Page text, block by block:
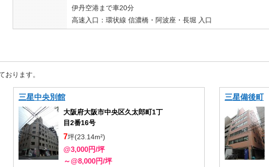
伊丹空港まで車20分
高速入口：環状線 信濃橋・阿波座・長堀 入口
おります。
三星中央別館
大阪府大阪市中央区久太郎町1丁
目2番16号
7坪(23.14m²)
@3,000円/坪
～@8,000円/坪
三星備後町